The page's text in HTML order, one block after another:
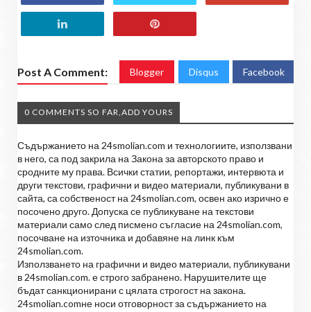
Post A Comment: Blogger Disqus Facebook
0 COMMENTS SO FAR,ADD YOURS
Съдържанието на 24smolian.com и технологиите, използвани
в него, са под закрила на Закона за авторското право и
сродните му права. Всички статии, репортажи, интервюта и
други текстови, графични и видео материали, публикувани в
сайта, са собственост на 24smolian.com, освен ако изрично е
посочено друго. Допуска се публикуване на текстови
материали само след писмено съгласие на 24smolian.com,
посочване на източника и добавяне на линк към
24smolian.com.
Използването на графични и видео материали, публикувани
в 24smolian.com. е строго забранено. Нарушителите ще
бъдат санкционирани с цялата строгост на закона.
24smolian.comне носи отговорност за съдържанието на